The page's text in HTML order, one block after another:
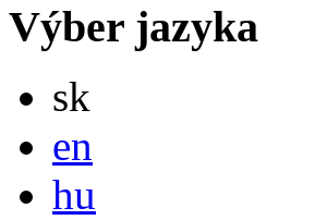
Výber jazyka
sk
en
hu